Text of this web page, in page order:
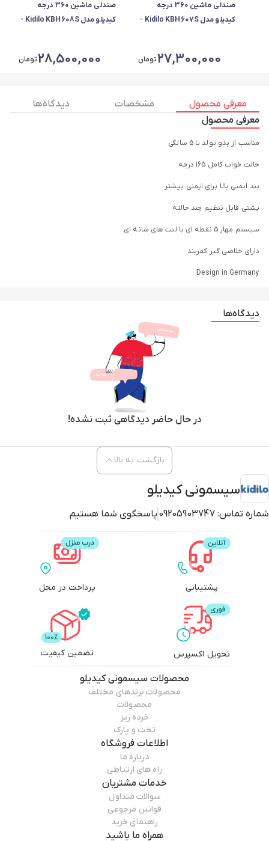
صندلی ماشین 360 درجه
کیدیلو مدل Kidilo KBH607S -
27,300,000تومان
صندلی ماشین 360 درجه
کیدیلو مدل Kidilo KBH608S -
28,500,000تومان
معرفی محصول مشخصات
دیدگاه ها
معرفی محصول
مناسب از بدو تولد تا 5 سالگی
حالت خواب کامل 165 درجه
بند ایمنی بالا برای ایمنی بیشتر
پشتی قابل تنظیم چند حالته
سیستم مهار 5 نقطه ای با لنت های شانه ای
دارای خلاصی گیر کمربند
Design in Germany
دیدگاه‌ها
در حال حاضر دیدگاهی ثبت نشده!
سیسمونی کیدیلو
شماره تماس: 09205903747 پاسخگوی شما هستیم
بازگشت به بالا
پشتیبانی پرداخت در محل
تحویل اکسپرس تضمین کیفیت
محصولات سیسمونی کیدیلو
محصولات برندهای مختلف
محصولات
خرده ریز
تخت و پارک
اطلاعات فروشگاه
درباره ما
راه های ارتباطی
خدمات مشتریان
سوالات متداول
قوانین مرجوعی
راهنمای خرید
همراه ما باشید